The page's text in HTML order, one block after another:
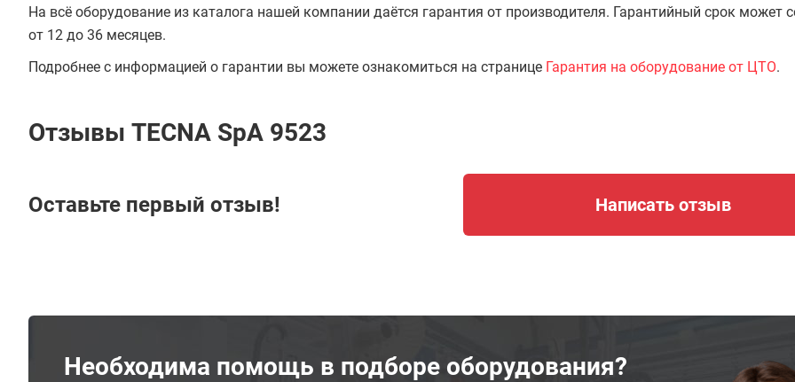
На всё оборудование из каталога нашей компании даётся гарантия от производителя. Гарантийный срок может
от 12 до 36 месяцев.
Подробнее с информацией о гарантии вы можете ознакомиться на странице Гарантия на оборудование от ЦТО.
Отзывы TECNA SpA 9523
Оставьте первый отзыв! Написать отзыв
Необходима помощь в подборе оборудования?